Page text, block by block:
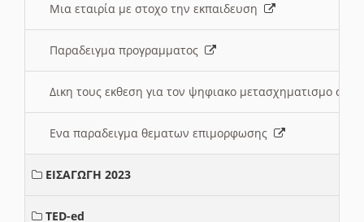
Μια εταιρία με στοχο την εκπαιδευση
Παραδειγμα προγραμματος
Δικη τους εκθεση για τον ψηφιακο μετασχηματισμο
Ενα παραδειγμα θεματων επιμορφωσης
ΕΙΣΑΓΩΓΗ 2023
TED-ed